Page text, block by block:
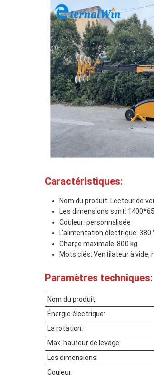
Caractéristiques:
Nom du produit: Lecteur de
Les dimensions sont:
Couleur: personnalisée
L'alimentation électrique: 380
Charge maximale: 800 kg
Mots clés: Ventilateur à vide,
Paramètres techniques:
Nom du produit:
Énergie électrique:
La rotation:
Max. hauteur de levage:
Les dimensions:
Couleur: